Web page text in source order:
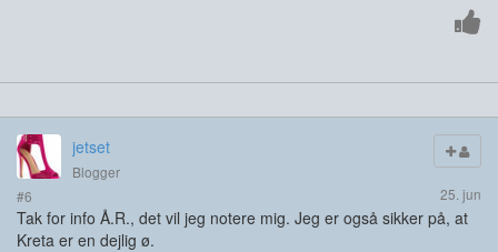
jetset
Blogger
#6
25. jun
Tak for info Å.R., det vil jeg notere mig. Jeg er også sikker på, at
Kreta er en dejlig ø.